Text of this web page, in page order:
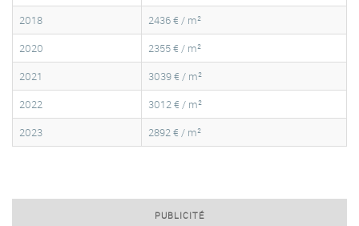
2018
2436 € / m²
2020
2355 € / m²
2021
3039 € / m²
2022
3012 € / m²
2023
2892 € / m²
PUBLICITÉ